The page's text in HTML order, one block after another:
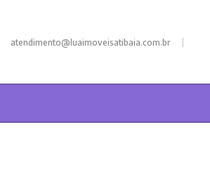
atendimento@luaimoveisatibaia.com.br |